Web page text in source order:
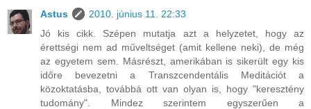
Astus
2010. június 11. 22:33
Jó kis cikk. Szépen mutatja azt a helyzetet, hogy az
érettségi nem ad műveltséget (amit kellene neki), de még
az egyetem sem. Másrészt, amerikában is sikerült egy kis
időre bevezetni a Transzcendentális Meditációt a
közoktatásba, továbbá ott van olyan is, hogy "keresztény
tudomány". Mindez szerintem egyszerűen a